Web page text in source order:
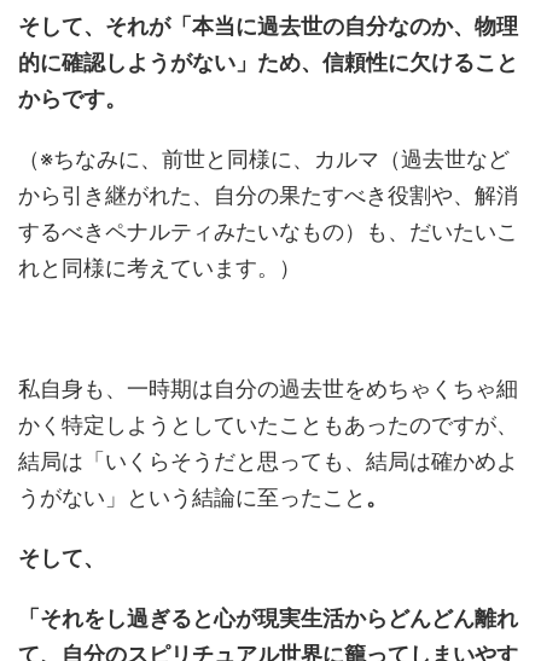
そして、 それが「本当に過去世の自分なのか、物理
的に確認しようがない」ため、信頼性に欠けること
からです。
（※ちなみに、前世と同様に、カルマ（過去世など
から引き継がれた、自分の果たすべき役割や、解消
するべきペナルティみたいなもの）も、だいたいこ
れと同様に考えています。）
私自身も、一時期は自分の過去世をめちゃくちゃ細
かく特定しようとしていたこともあったのですが、
結局は「いくらそうだと思っても、結局は確かめよ
うがない」という結論に至ったこと 。
そして、
「それをし過ぎると心が現実生活からどんどん離れ
て、自分のスピリチュアル世界に籠ってしまいやす